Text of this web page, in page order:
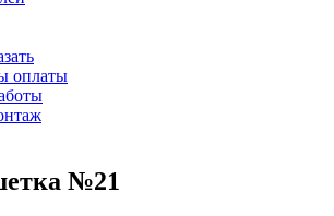
оплаты
№21